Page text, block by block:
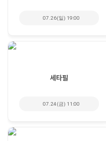
07.26(일) 19:00
세타필
07.24(금) 11:00